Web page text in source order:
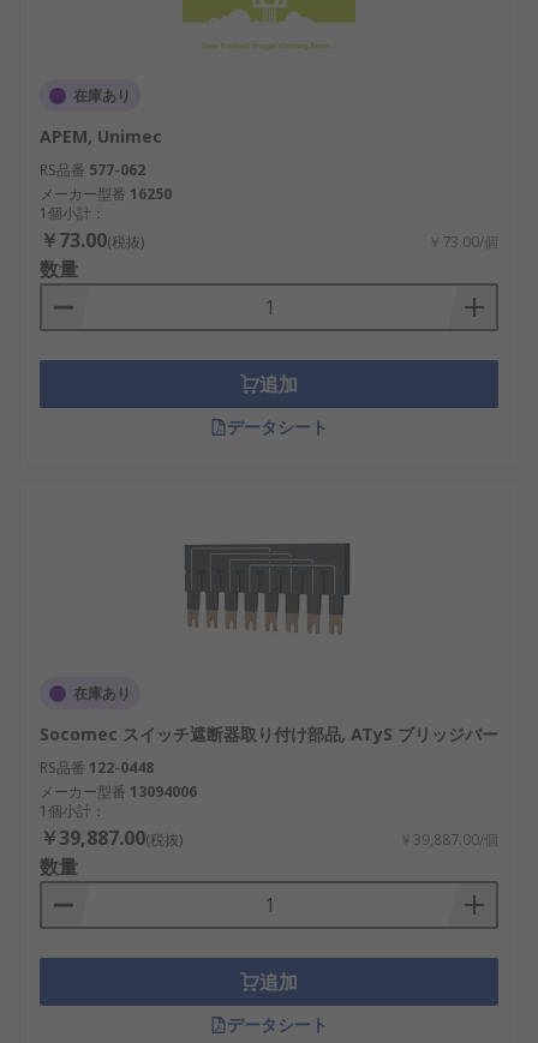
在庫あり
APEM, Unimec
RS品番 577-062
メーカー型番 16250
1個小計：
￥73.00(税抜) ￥73.00/個
数量
追加
データシート
在庫あり
Socomec スイッチ遮断器取り付け部品, ATyS ブリッジバー
RS品番 122-0448
メーカー型番 13094006
1個小計：
￥39,887.00(税抜) ￥39,887.00/個
数量
追加
データシート